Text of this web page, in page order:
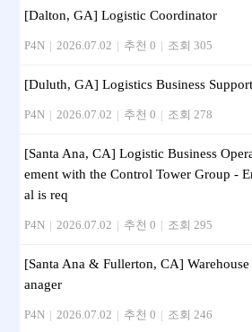
[Dalton, GA] Logistic Coordinator
P4N | 2026.07.02 | 추천 0 | 조회 305
[Duluth, GA] Logistics Business Support
P4N | 2026.07.02 | 추천 0 | 조회 278
[Santa Ana, CA] Logistic Business
ement with the Control Tower Group -
al is req
P4N | 2026.07.02 | 추천 0 | 조회 295
[Santa Ana & Fullerton, CA]
anager
P4N | 2026.07.02 | 추천 0 | 조회 246